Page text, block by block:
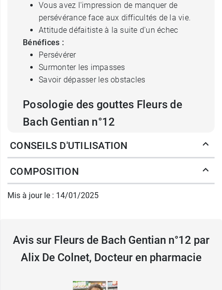
Vous avez l'impression de manquer de
persévérance face aux difficultés de la vie.
Attitude défaitiste à la suite d'un échec
Bénéfices :
Persévérer
Surmonter les impasses
Savoir dépasser les obstacles
Posologie des gouttes Fleurs de
Bach Gentian n°12
2 gouttes dans un verre d'eau ou sur la langue 4
FAMADEM
6 av du prince hereditaire albert
CONSEILS D'UTILISATION
COMPOSITION
Mis à jour le : 14/01/2025
Avis sur Fleurs de Bach Gentian n°12 par
Alix De Colnet, Docteur en pharmacie